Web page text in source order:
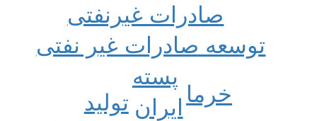
ایران
پسته
توسعه صادرات غیر نفتی
تولید خرما
صادرات غیرنفتی